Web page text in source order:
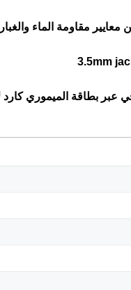
معايير مقاومة الماء
عبر بطاقة الميموري كارد